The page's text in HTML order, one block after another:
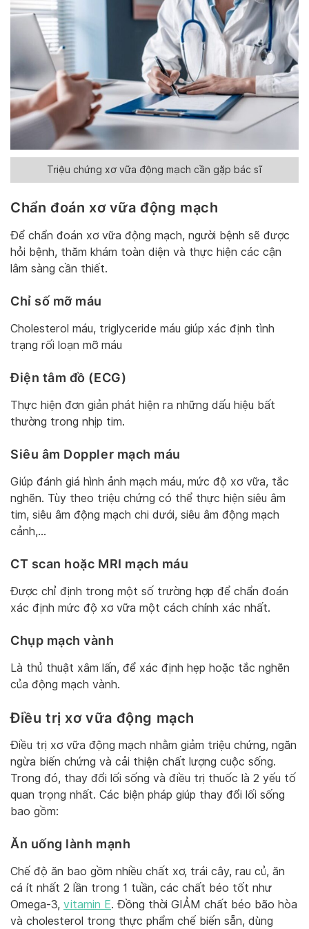
Triệu chứng xơ vữa động mạch cần gặp bác sĩ
Chẩn đoán xơ vữa động mạch
Để chẩn đoán xơ vữa động mạch, người bệnh sẽ được
hỏi bệnh, thăm khám toàn diện và thực hiện các cận
lâm sàng cần thiết.
Chỉ số mỡ máu
Cholesterol máu, triglyceride máu giúp xác định tình
trạng rối loạn mỡ máu
Điện tâm đồ (ECG)
Thực hiện đơn giản phát hiện ra những dấu hiệu bất
thường trong nhịp tim.
Siêu âm Doppler mạch máu
Giúp đánh giá hình ảnh mạch máu, mức độ xơ vữa, tắc
nghẽn. Tùy theo triệu chứng có thể thực hiện siêu âm
tim, siêu âm động mạch chi dưới, siêu âm động mạch
cảnh,…
CT scan hoặc MRI mạch máu
Được chỉ định trong một số trường hợp để chẩn đoán
xác định mức độ xơ vữa một cách chính xác nhất.
Chụp mạch vành
Là thủ thuật xâm lấn, để xác định hẹp hoặc tắc nghẽn
của động mạch vành.
Điều trị xơ vữa động mạch
Điều trị xơ vữa động mạch nhằm giảm triệu chứng, ngăn
ngừa biến chứng và cải thiện chất lượng cuộc sống.
Trong đó, thay đổi lối sống và điều trị thuốc là 2 yếu tố
quan trọng nhất. Các biện pháp giúp thay đổi lối sống
bao gồm:
Ăn uống lành mạnh
Chế độ ăn bao gồm nhiều chất xơ, trái cây, rau củ, ăn
cá ít nhất 2 lần trong 1 tuần, các chất béo tốt như
Omega-3, vitamin E. Đồng thời GIẢM chất béo bão hòa
và cholesterol trong thực phẩm chế biến sẵn, dùng